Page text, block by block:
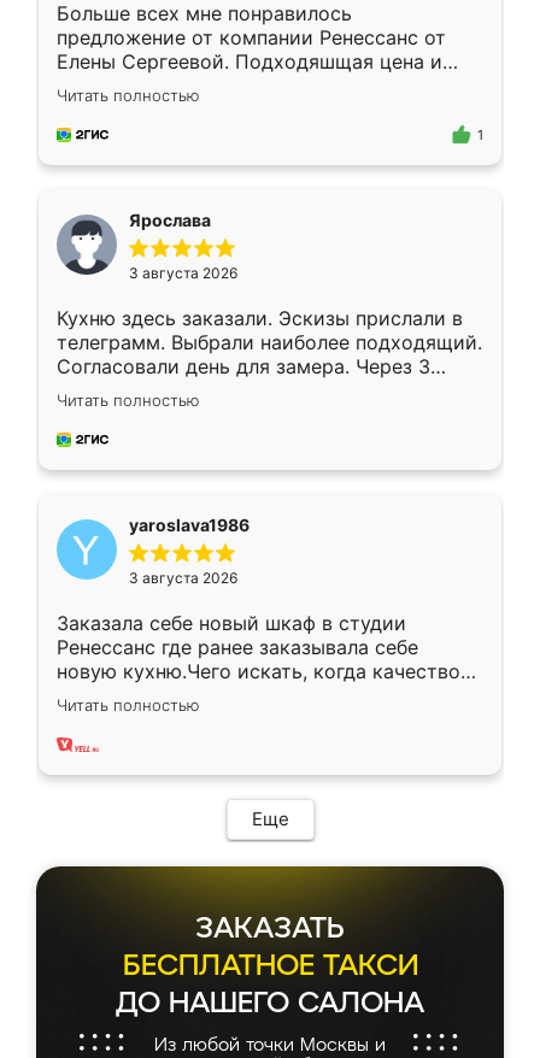
Больше всех мне понравилось
предложение от компании Ренессанс от
Елены Сергеевой. Подходяшщая цена и
короткие сроки изготовления. Приехавший
для замера сотрудник Владислав
предложил по моему эскизу самый
Читать полностью
1
Ярослава
3 августа 2026
Кухню здесь заказали. Эскизы прислали в
телеграмм. Выбрали наиболее подходящий.
Согласовали день для замера. Через 3
недели кухня была уже готова. Остались
довольны работой. Спасибо Ренессанс
мебель за качественную работу!
Читать полностью
yaroslava1986
3 августа 2026
Заказала себе новый шкаф в студии
Ренессанс где ранее заказывала себе
новую кухню.Чего искать, когда качеством
вполне довольна. Служит кухня уже почти
два года, нареканий нет.
Читать полностью
Еще
ЗАКАЗАТЬ
БЕСПЛАТНОЕ ТАКСИ
ДО НАШЕГО САЛОНА
Из любой точки Москвы и